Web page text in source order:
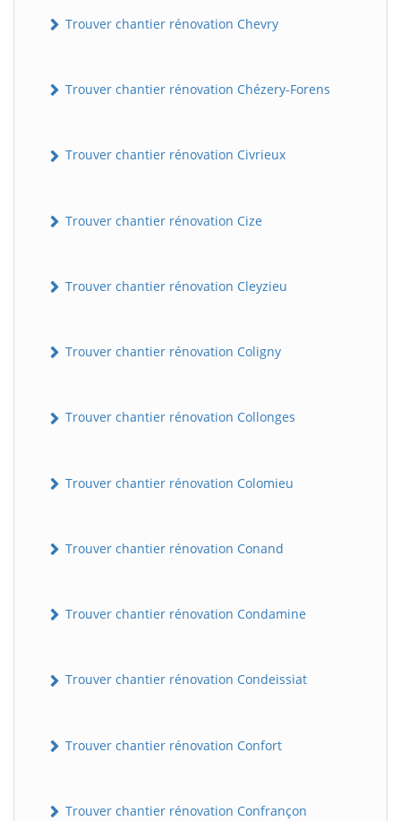
Trouver chantier rénovation Chevry
Trouver chantier rénovation Chézery-Forens
Trouver chantier rénovation Civrieux
Trouver chantier rénovation Cize
Trouver chantier rénovation Cleyzieu
Trouver chantier rénovation Coligny
Trouver chantier rénovation Collonges
Trouver chantier rénovation Colomieu
Trouver chantier rénovation Conand
Trouver chantier rénovation Condamine
Trouver chantier rénovation Condeissiat
Trouver chantier rénovation Confort
Trouver chantier rénovation Confrançon
BatiWebPro